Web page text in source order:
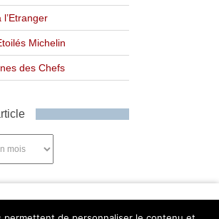
Michelin
des Chefs